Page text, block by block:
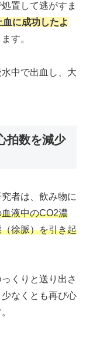
置して逃がすま
血に成功したよ
す。
中で出血し、大
拍数を減少
者は、飲み物に
液中のCO2濃
徐脈）を引き起
くりと送り出さ
なくとも再び心